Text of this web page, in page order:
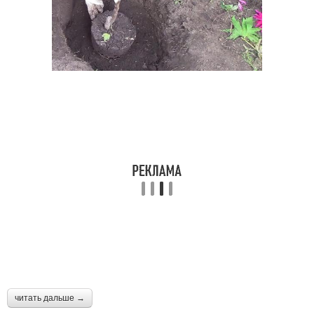
читать дальше →